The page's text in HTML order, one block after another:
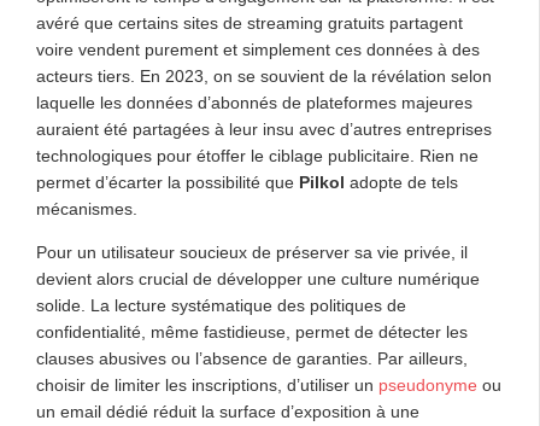
avéré que certains sites de streaming gratuits partagent
voire vendent purement et simplement ces données à des
acteurs tiers. En 2023, on se souvient de la révélation selon
laquelle les données d’abonnés de plateformes majeures
auraient été partagées à leur insu avec d’autres entreprises
technologiques pour étoffer le ciblage publicitaire. Rien ne
permet d’écarter la possibilité que Pilkol adopte de tels
mécanismes.
Pour un utilisateur soucieux de préserver sa vie privée, il
devient alors crucial de développer une culture numérique
solide. La lecture systématique des politiques de
confidentialité, même fastidieuse, permet de détecter les
clauses abusives ou l’absence de garanties. Par ailleurs,
choisir de limiter les inscriptions, d’utiliser un pseudonyme ou
un email dédié réduit la surface d’exposition à une